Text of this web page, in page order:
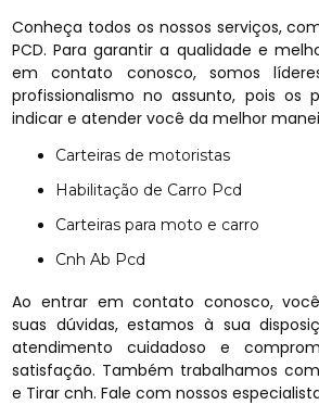
Conheça todos os nossos serviços,
PCD. Para garantir a qualidade e
em contato conosco, somos
profissionalismo no assunto, pois os
indicar e atender você da melhor
Carteiras de motoristas
Habilitação de Carro Pcd
Carteiras para moto e carro
Cnh Ab Pcd
Ao entrar em contato conosco,
suas dúvidas, estamos à sua
atendimento cuidadoso e
satisfação. Também trabalhamos
e Tirar cnh. Fale com nossos